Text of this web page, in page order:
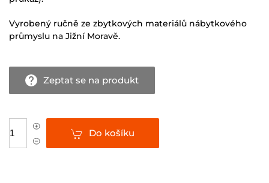
Vyrobený ručně ze zbytkových materiálů nábytkového
průmyslu na Jižní Moravě.
Zeptat se na produkt
Do košíku